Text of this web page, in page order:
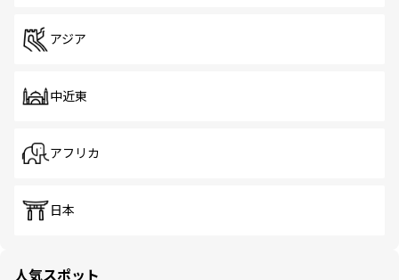
アジア
中近東
アフリカ
日本
人気スポット